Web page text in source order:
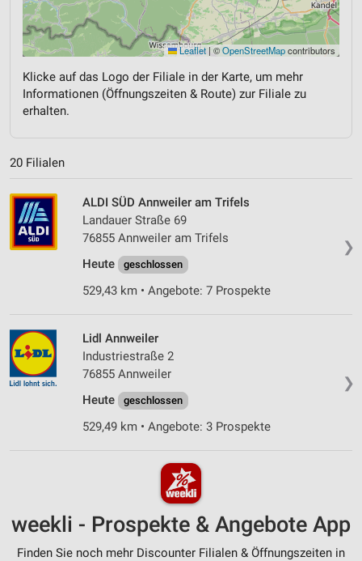
Leaflet | ©OpenStreetMapcontributors
Klicke auf das Logo der Filiale in der Karte, um mehr
Informationen (Öffnungszeiten & Route) zur Filiale zu
erhalten.
20 Filialen
❯
ALDI SÜD Annweiler am Trifels
Landauer Straße 69
76855 Annweiler am Trifels
Heute
geschlossen
529,43 km • Angebote: 7 Prospekte
❯
Lidl Annweiler
Industriestraße 2
76855 Annweiler
Heute
geschlossen
529,49 km • Angebote: 3 Prospekte
weekli - Prospekte & Angebote App
Finden Sie noch mehr Discounter Filialen & Öffnungszeiten in